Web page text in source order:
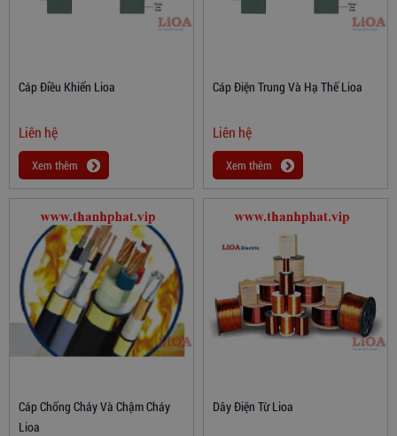
Cáp Điều Khiển Lioa
Liên hệ
Xem thêm
Cáp Điện Trung Và Hạ Thế Lioa
Liên hệ
Xem thêm
Cáp Chống Cháy Và Chậm Cháy
Lioa
Dây Điện Từ Lioa